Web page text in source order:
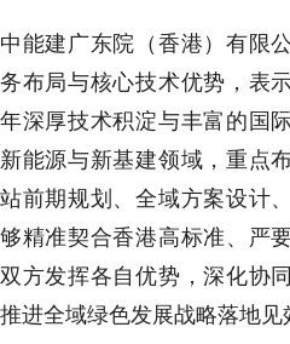
中能建广东院（香港）有限
务布局与核心技术优势，表
年深厚技术积淀与丰富的国
新能源与新基建领域，重点
站前期规划、全域方案设计
够精准契合香港高标准、严
双方发挥各自优势，深化协
推进全域绿色发展战略落地见